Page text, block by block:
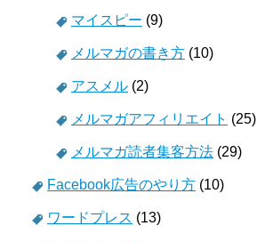
マイスピー (9)
メルマガの書き方 (10)
アスメル (2)
メルマガアフィリエイト (25)
メルマガ読者集客方法 (29)
Facebook広告のやり方 (10)
ワードプレス (13)